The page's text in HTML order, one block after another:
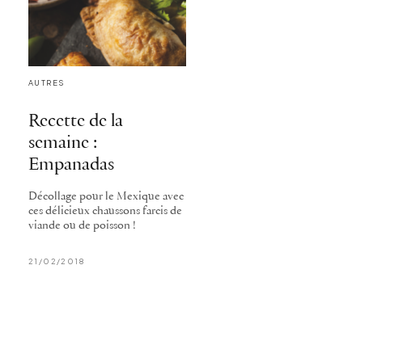
AUTRES
Recette de la
semaine :
Empanadas
Décollage pour le Mexique avec
ces délicieux chaussons farcis de
viande ou de poisson !
21/02/2018